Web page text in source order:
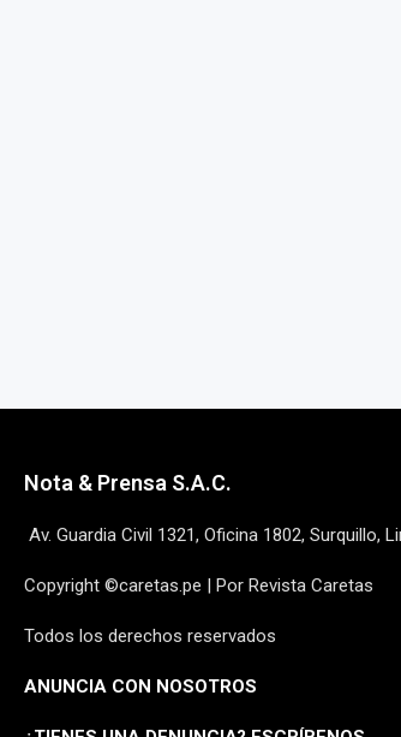
Nota & Prensa S.A.C.
Av. Guardia Civil 1321, Oficina 1802, Surquillo,
Copyright ©caretas.pe | Por Revista Caretas
Todos los derechos reservados
ANUNCIA CON NOSOTROS